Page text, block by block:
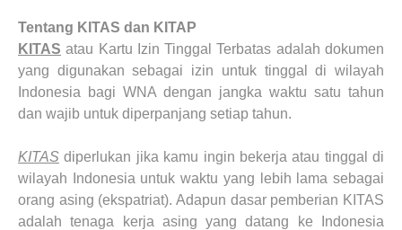
Tentang KITAS dan KITAP
KITAS atau Kartu Izin Tinggal Terbatas adalah dokumen
yang digunakan sebagai izin untuk tinggal di wilayah
Indonesia bagi WNA dengan jangka waktu satu tahun
dan wajib untuk diperpanjang setiap tahun.
KITAS diperlukan jika kamu ingin bekerja atau tinggal di
wilayah Indonesia untuk waktu yang lebih lama sebagai
orang asing (ekspatriat). Adapun dasar pemberian KITAS
adalah tenaga kerja asing yang datang ke Indonesia